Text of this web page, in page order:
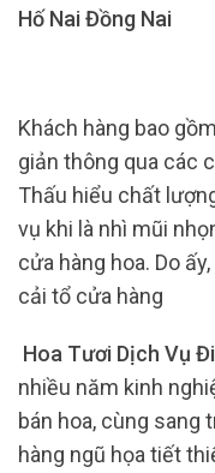
Hố Nai Đồng Nai
Khách hàng bao
giản thông qua các
Thấu hiểu chất
vụ khi là nhì mũi
cửa hàng hoa. Do
cải tổ cửa hàng
Hoa Tươi Dịch Vụ
nhiều năm kinh
bán hoa, cùng sang
hàng ngũ họa tiết